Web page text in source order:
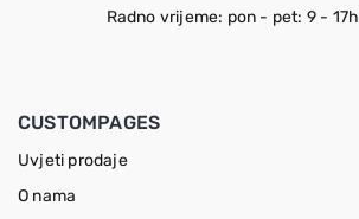
Radno vrijeme: pon - pet: 9 - 17h
CUSTOMPAGES
Uvjeti prodaje
O nama